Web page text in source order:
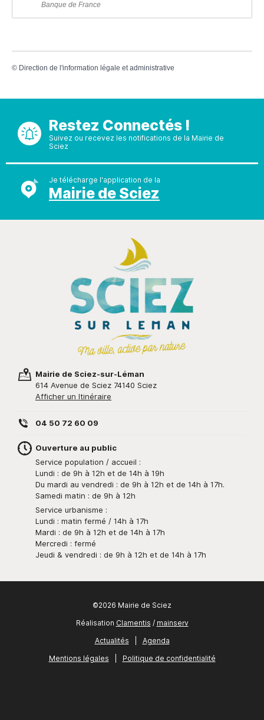
Banque de France
© Direction de l'information légale et administrative
Restez Connectés !
Suivez ou recevez les notifications de la Mairie de
Sciez
Je télécharge l'application de la
Mairie de Sciez
Mairie de Sciez-sur-Léman
614 Avenue de Sciez 74140 Sciez
Afficher un Itinéraire
04 50 72 60 09
Ouverture au public
Service population / accueil :
Lundi : de 9h à 12h et de 14h à 19h
Du mardi au vendredi : de 9h à 12h et de 14h à 17h.
Samedi matin : de 9h à 12h
Service urbanisme :
Lundi : matin fermé / 14h à 17h
Mardi : de 9h à 12h et de 14h à 17h
Mercredi : fermé
Jeudi & vendredi : de 9h à 12h et de 14h à 17h
©2026 Mairie de Sciez
Réalisation Clamentis / mainserv
Actualités
Agenda
Mentions légales
Politique de confidentialité